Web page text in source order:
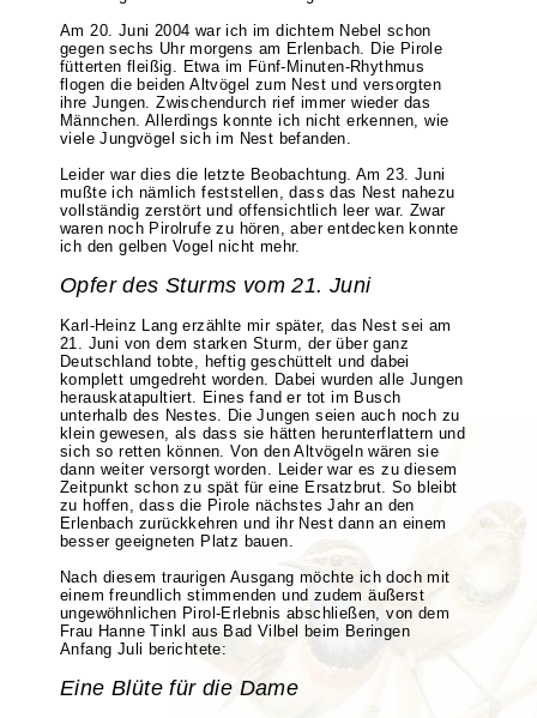
Am 20. Juni 2004 war ich im dichtem Nebel schon
gegen sechs Uhr morgens am Erlenbach. Die Pirole
fütterten fleißig. Etwa im Fünf-Minuten-Rhythmus
flogen die beiden Altvögel zum Nest und versorgten
ihre Jungen. Zwischendurch rief immer wieder das
Männchen. Allerdings konnte ich nicht erkennen, wie
viele Jungvögel sich im Nest befanden.
Leider war dies die letzte Beobachtung. Am 23. Juni
mußte ich nämlich feststellen, dass das Nest nahezu
vollständig zerstört und offensichtlich leer war. Zwar
waren noch Pirolrufe zu hören, aber entdecken konnte
ich den gelben Vogel nicht mehr.
Opfer des Sturms vom 21. Juni
Karl-Heinz Lang erzählte mir später, das Nest sei am
21. Juni von dem starken Sturm, der über ganz
Deutschland tobte, heftig geschüttelt und dabei
komplett umgedreht worden. Dabei wurden alle Jungen
herauskatapultiert. Eines fand er tot im Busch
unterhalb des Nestes. Die Jungen seien auch noch zu
klein gewesen, als dass sie hätten herunterflattern und
sich so retten können. Von den Altvögeln wären sie
dann weiter versorgt worden. Leider war es zu diesem
Zeitpunkt schon zu spät für eine Ersatzbrut. So bleibt
zu hoffen, dass die Pirole nächstes Jahr an den
Erlenbach zurückkehren und ihr Nest dann an einem
besser geeigneten Platz bauen.
Nach diesem traurigen Ausgang möchte ich doch mit
einem freundlich stimmenden und zudem äußerst
ungewöhnlichen Pirol-Erlebnis abschließen, von dem
Frau Hanne Tinkl aus Bad Vilbel beim Beringen
Anfang Juli berichtete:
Eine Blüte für die Dame